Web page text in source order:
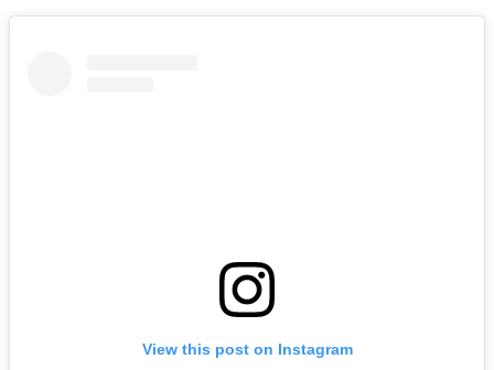
View this post on Instagram